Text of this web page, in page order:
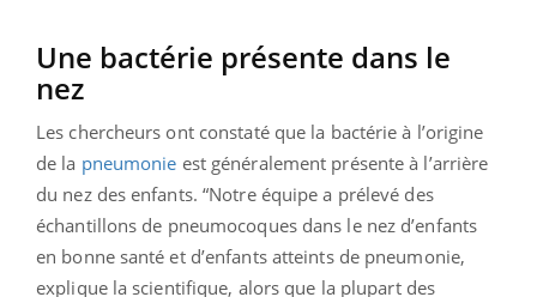
Une bactérie présente dans le
nez
Les chercheurs ont constaté que la bactérie à l’origine
de la pneumonie est généralement présente à l’arrière
du nez des enfants. “Notre équipe a prélevé des
échantillons de pneumocoques dans le nez d’enfants
en bonne santé et d’enfants atteints de pneumonie,
explique la scientifique, alors que la plupart des